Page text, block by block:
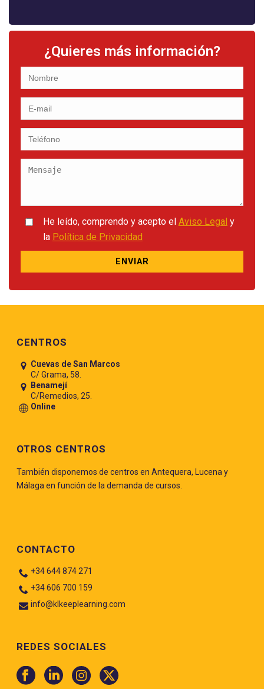
¿Quieres más información?
He leído, comprendo y acepto el Aviso Legal y
la Política de Privacidad
CENTROS
Cuevas de San Marcos
C/ Grama, 58.
Benamejí
C/Remedios, 25.
Online
OTROS CENTROS
También disponemos de centros en Antequera, Lucena y
Málaga en función de la demanda de cursos.
CONTACTO
+34 644 874 271
+34 606 700 159
info@klkeeplearning.com
REDES SOCIALES